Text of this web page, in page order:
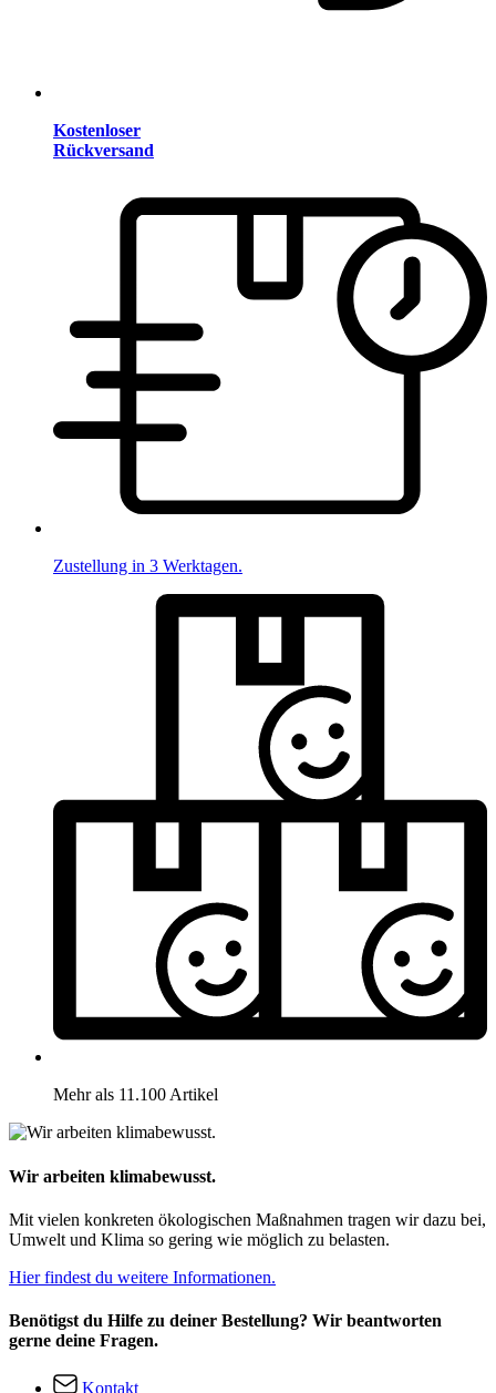
Kostenloser
Rückversand
Zustellung in 3 Werktagen.
Mehr als 11.100 Artikel
Wir arbeiten klimabewusst.
Mit vielen konkreten ökologischen Maßnahmen tragen wir dazu bei,
Umwelt und Klima so gering wie möglich zu belasten.
Hier findest du weitere Informationen.
Benötigst du Hilfe zu deiner Bestellung? Wir beantworten
gerne deine Fragen.
Kontakt